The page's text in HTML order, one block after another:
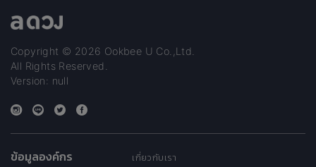
เท่านั้น เปิดไพ่3ใบในการตอบ
ไม่สามารถตอบได้ทุกคำถาม
และถ้าทักแชทส่วนตัวมามีค่าครู
คะ 📌ว่างแล้วจะมาทยอยตอบ
นะคะ
Copyright © 2026 Ookbee U Co.,Ltd.
All Rights Reserved.
Version: null
ข้อมูลองค์กร
เกี่ยวกับเรา